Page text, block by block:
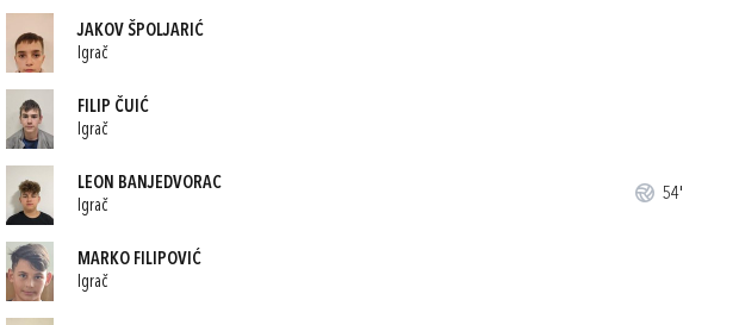
JAKOV ŠPOLJARIĆ
Igrač
FILIP ČUIĆ
Igrač
LEON BANJEDVORAC
Igrač
54'
MARKO FILIPOVIĆ
Igrač